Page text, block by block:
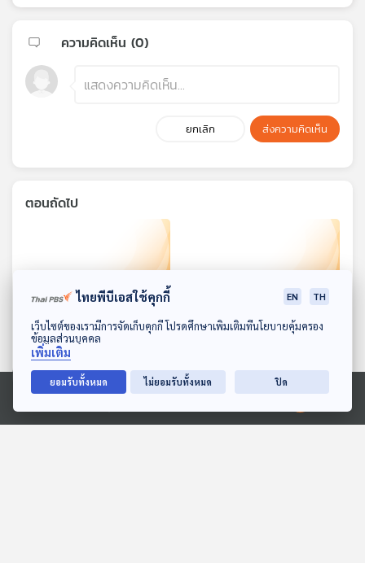
ดาวน์โหลด Thai PBS Podcast Application
Ⓒ 2020 องค์การกระจายเสียงและแพร่ภาพสาธารณะแห่งประเทศไทย
ความคิดเห็น (0)
ยกเลิก ส่งความคิดเห็น
ตอนถัดไป
EP. 234: รู้จักมอลโดวาผ่าน
เขียน ห้องสมุด และร้าน
หลบมุมอ่าน
EP. 235: Book Towns
หลบมุมอ่าน
ไทยพีบีเอสใช้คุกกี้ EN TH
เว็บไซต์ของเรามีการจัดเก็บคุกกี้ โปรดศึกษาเพิ่มเติมที่นโยบายคุ้มครอง
ข้อมูลส่วนบุคคล
เพิ่มเติม
ยอมรับทั้งหมด ไม่ยอมรับทั้งหมด ปิด